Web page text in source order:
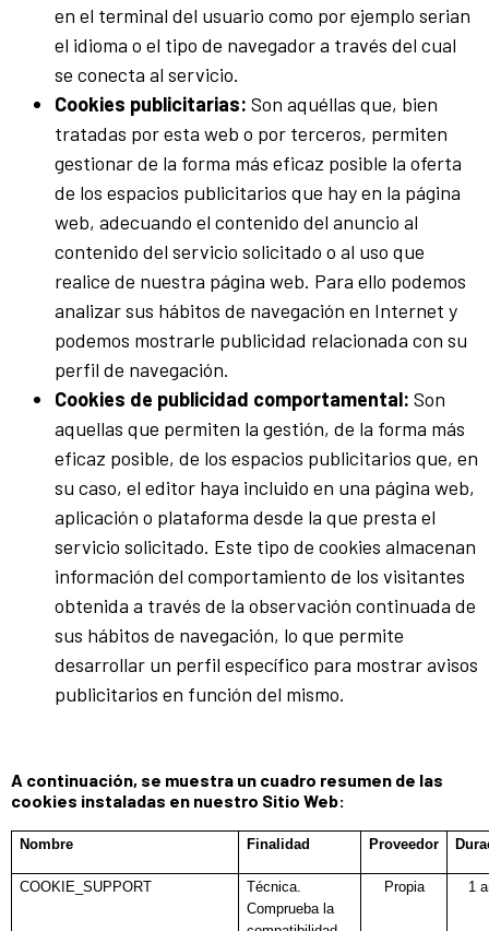
en el terminal del usuario como por ejemplo serian
el idioma o el tipo de navegador a través del cual
se conecta al servicio.
Cookies publicitarias: Son aquéllas que, bien
tratadas por esta web o por terceros, permiten
gestionar de la forma más eficaz posible la oferta
de los espacios publicitarios que hay en la página
web, adecuando el contenido del anuncio al
contenido del servicio solicitado o al uso que
realice de nuestra página web. Para ello podemos
analizar sus hábitos de navegación en Internet y
podemos mostrarle publicidad relacionada con su
perfil de navegación.
Cookies de publicidad comportamental: Son
aquellas que permiten la gestión, de la forma más
eficaz posible, de los espacios publicitarios que, en
su caso, el editor haya incluido en una página web,
aplicación o plataforma desde la que presta el
servicio solicitado. Este tipo de cookies almacenan
información del comportamiento de los visitantes
obtenida a través de la observación continuada de
sus hábitos de navegación, lo que permite
desarrollar un perfil específico para mostrar avisos
publicitarios en función del mismo.
A continuación, se muestra un cuadro resumen de las
cookies instaladas en nuestro Sitio Web:​​​
Nombre Finalidad Proveedor
COOKIE_SUPPORT
Técnica.
Comprueba la
Propia 1